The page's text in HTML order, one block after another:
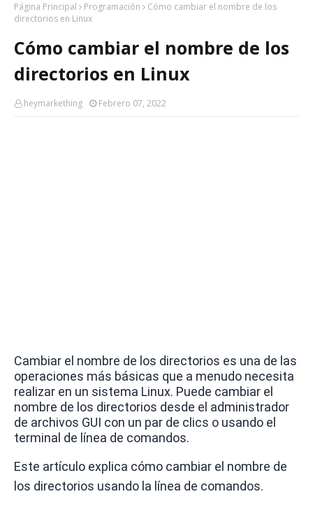
Página Principal Programación
Cómo cambiar el nombre de los
directorios en Linux
Cómo cambiar el nombre de los
directorios en Linux
heymarkething Febrero 07, 2022
Cambiar el nombre de los directorios es una de las
operaciones más básicas que a menudo necesita
realizar en un sistema Linux. Puede cambiar el
nombre de los directorios desde el administrador
de archivos GUI con un par de clics o usando el
terminal de línea de comandos.
Este artículo explica cómo cambiar el nombre de
los directorios usando la línea de comandos.